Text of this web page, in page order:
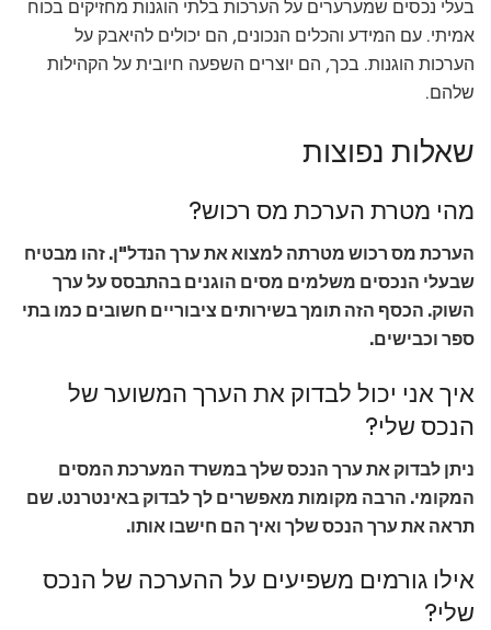
בעלי נכסים שמערערים על הערכות בלתי הוגנות מחזיקים בכוח
אמיתי. עם המידע והכלים הנכונים, הם יכולים להיאבק על
הערכות הוגנות. בכך, הם יוצרים השפעה חיובית על הקהילות
שלהם.
שאלות נפוצות
מהי מטרת הערכת מס רכוש?
הערכת מס רכוש מטרתה למצוא את ערך הנדל"ן. זהו מבטיח
שבעלי הנכסים משלמים מסים הוגנים בהתבסס על ערך
השוק. הכסף הזה תומך בשירותים ציבוריים חשובים כמו בתי
ספר וכבישים.
איך אני יכול לבדוק את הערך המשוער של
הנכס שלי?
ניתן לבדוק את ערך הנכס שלך במשרד המערכת המסים
המקומי. הרבה מקומות מאפשרים לך לבדוק באינטרנט. שם
תראה את ערך הנכס שלך ואיך הם חישבו אותו.
אילו גורמים משפיעים על ההערכה של הנכס
שלי?